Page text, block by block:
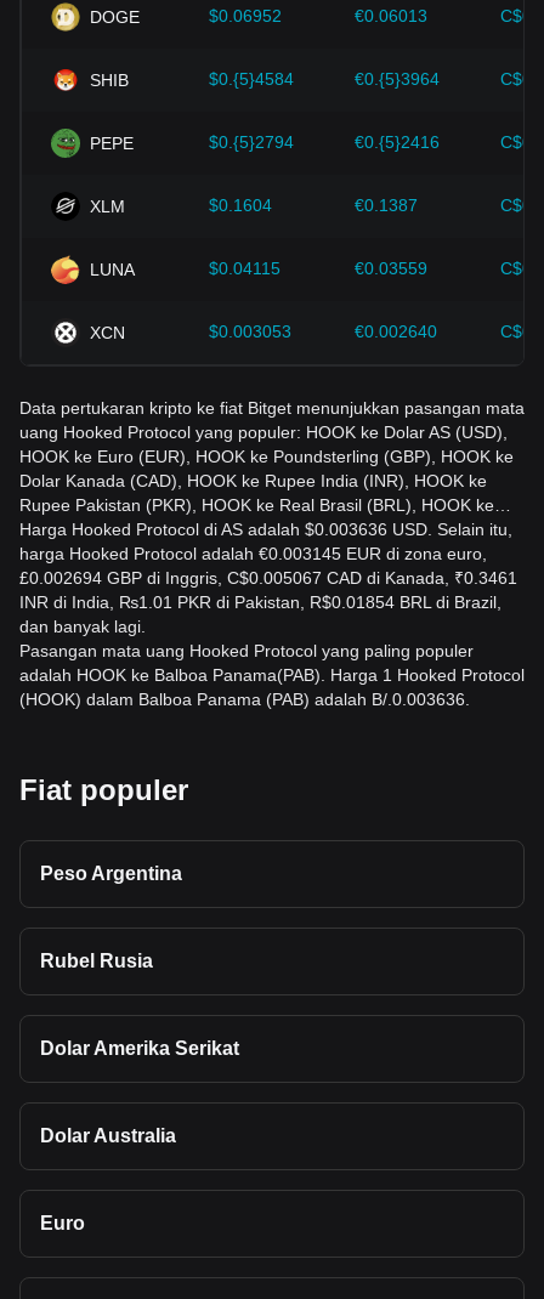
kripto seperti Bitcoin.
mengambil keputusan. Setelah mempertimbangkan faktor-
perubahan harga Hooked Protocol di masa depan dan
menyesuaikan strategi investasi mereka di pasar yang terus
DOGE $0.06952 €0.06013
SHIB $0.{5}4584 €0.{5}3964
PEPE $0.{5}2794 €0.{5}2416
XLM $0.1604 €0.1387
LUNA $0.04115 €0.03559
XCN $0.003053 €0.002640
Data pertukaran kripto ke fiat Bitget menunjukkan pasangan mata
uang Hooked Protocol yang populer: HOOK ke Dolar AS (USD),
HOOK ke Euro (EUR), HOOK ke Poundsterling (GBP), HOOK ke
Dolar Kanada (CAD), HOOK ke Rupee India (INR), HOOK ke
Rupee Pakistan (PKR), HOOK ke Real Brasil (BRL), HOOK ke…
Harga Hooked Protocol di AS adalah $0.003636 USD. Selain itu,
harga Hooked Protocol adalah €0.003145 EUR di zona euro,
£0.002694 GBP di Inggris, C$0.005067 CAD di Kanada, ₹0.3461
INR di India, ₨1.01 PKR di Pakistan, R$0.01854 BRL di Brazil,
dan banyak lagi.
Pasangan mata uang Hooked Protocol yang paling populer
adalah HOOK ke Balboa Panama(PAB). Harga 1 Hooked Protocol
(HOOK) dalam Balboa Panama (PAB) adalah B/.0.003636.
Fiat populer
Peso Argentina
Rubel Rusia
Dolar Amerika Serikat
Dolar Australia
Euro